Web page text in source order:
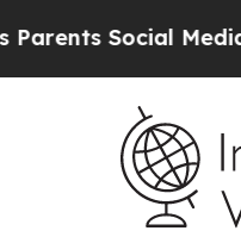
Social Media